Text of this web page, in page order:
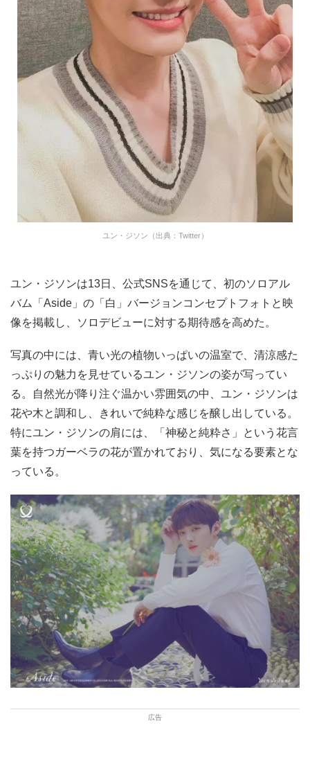
ユン・ジソン（出典：Twitter）
ユン・ジソンは13日、公式SNSを通じて、初のソロアル
バム「Aside」の「白」バージョンコンセプトフォトと映
像を掲載し、ソロデビューに対する期待感を高めた。
写真の中には、青い光の植物いっぱいの温室で、清涼感た
っぷりの魅力を見せているユン・ジソンの姿が写ってい
る。自然光が降り注ぐ温かい雰囲気の中、ユン・ジソンは
花や木と調和し、きれいで純粋な感じを醸し出している。
特にユン・ジソンの肩には、「神秘と純粋さ」という花言
葉を持つガーベラの花が置かれており、気になる要素とな
っている。